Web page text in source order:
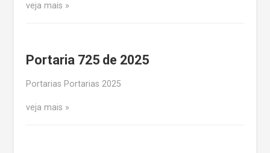
veja mais
Portaria 725 de 2025
Portarias Portarias 2025
veja mais